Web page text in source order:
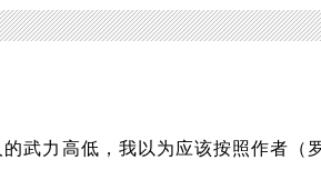
力高低，我以为应该按照作者（